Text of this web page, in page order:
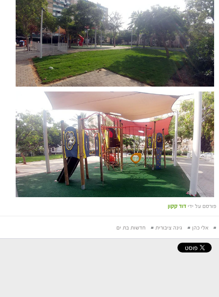
פורסם על ידי דוד קקון
# אלי כהן # גינה ציבורית # חדשות בת ים